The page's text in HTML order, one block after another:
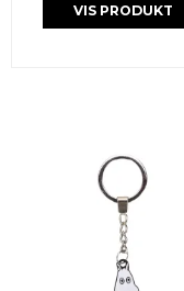
VIS PRODUKT